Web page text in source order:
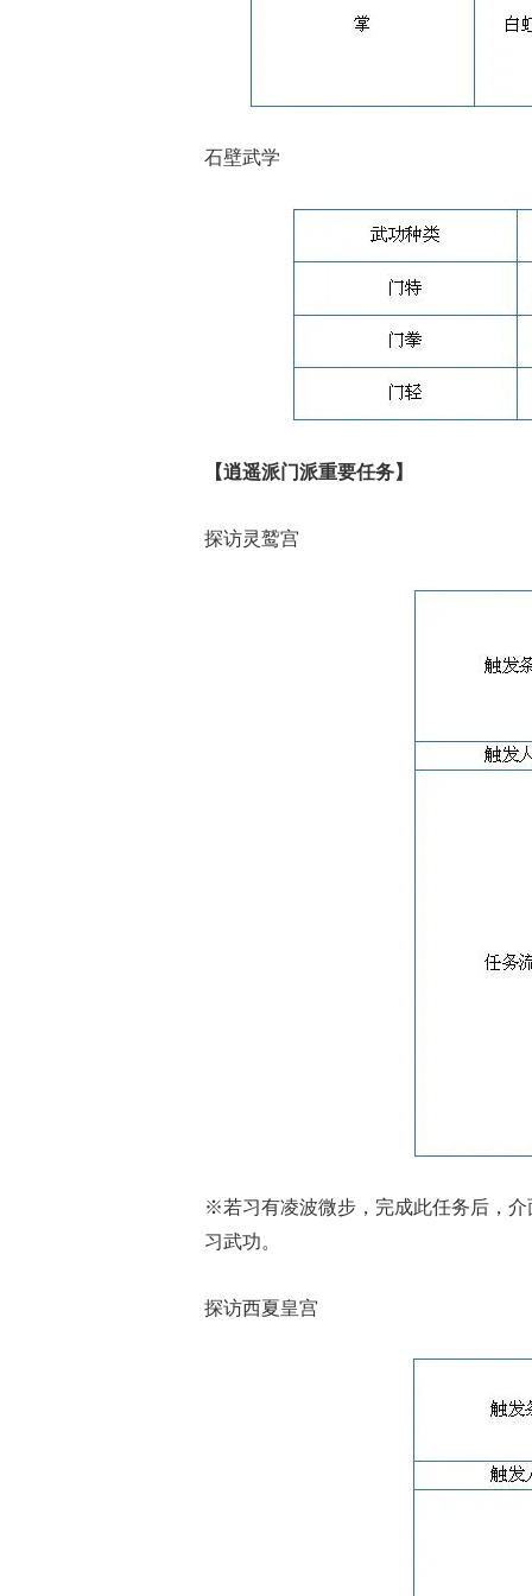
石壁武学
【逍遥派门派重要任务】
探访灵鹫宫
※若习有凌波微步，完成此任务后，
习武功。
探访西夏皇宫